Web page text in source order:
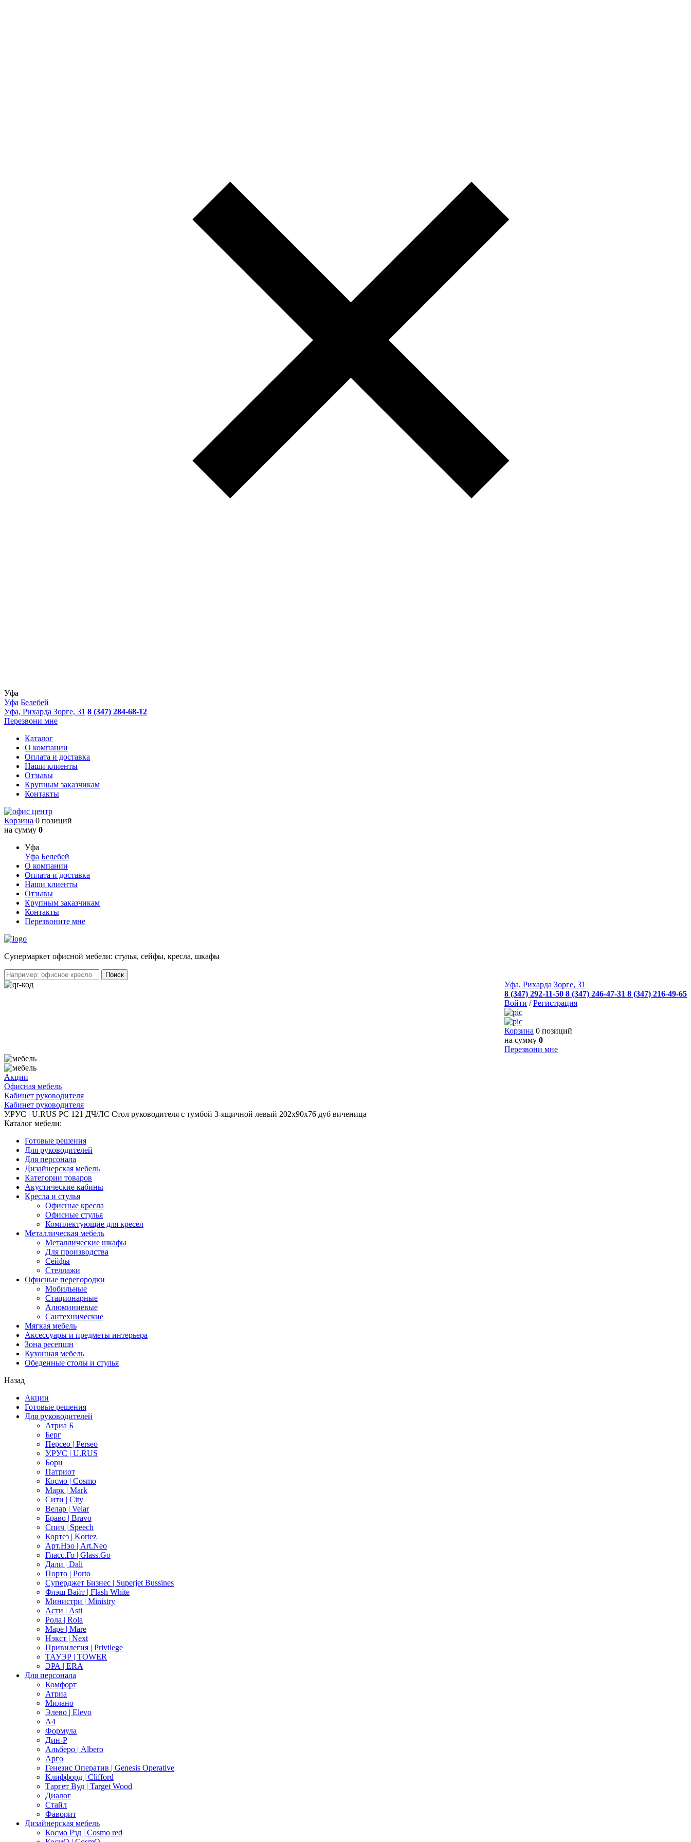
Уфа
Уфа Белебей
Уфа, Рихарда Зорге, 31 8 (347) 284-68-12
Перезвони мне
Каталог
О компании
Оплата и доставка
Наши клиенты
Отзывы
Крупным заказчикам
Контакты
Корзина 0 позиций
на сумму 0
Уфа
Уфа Белебей
О компании
Оплата и доставка
Наши клиенты
Отзывы
Крупным заказчикам
Контакты
Перезвоните мне
Cупермаркет офисной мебели: стулья, сейфы, кресла, шкафы
Уфа, Рихарда Зорге, 31
8 (347) 292-11-50 8 (347) 246-47-31 8 (347) 216-49-65
Войти /Регистрация
Корзина 0 позиций
на сумму 0
Перезвони мне
Акции
Офисная мебель
Кабинет руководителя
Кабинет руководителя
У.РУС | U.RUS PC 121 ДЧ/ЛС Стол руководителя с тумбой 3-ящичной левый 202х90х76 дуб виченица
Каталог мебели:
Готовые решения
Для руководителей
Для персонала
Дизайнерская мебель
Категории товаров
Акустические кабины
Кресла и стулья
Офисные кресла
Офисные стулья
Комплектующие для кресел
Металлическая мебель
Металлические шкафы
Для производства
Сейфы
Стеллажи
Офисные перегородки
Мобильные
Стационарные
Алюминиевые
Сантехнические
Мягкая мебель
Аксессуары и предметы интерьера
Зона ресепшн
Кухонная мебель
Обеденные столы и стулья
Назад
Акции
Готовые решения
Для руководителей
Атриа Б
Берг
Персео | Perseo
У.РУС | U.RUS
Борн
Патриот
Космо | Cosmo
Марк | Mark
Сити | City
Велар | Velar
Браво | Bravo
Спич | Speech
Кортез | Kortez
Арт.Нэо | Art.Neo
Гласс.Го | Glass.Go
Дали | Dali
Порто | Porto
Суперджет Бизнес | Superjet Bussines
Флэш Вайт | Flash White
Министри | Ministry
Асти | Asti
Рола | Rola
Маре | Mare
Нэкст | Next
Привилегия | Privilege
ТАУЭР | TOWER
ЭРА | ERA
Для персонала
Комфорт
Атриа
Милано
Элево | Elevo
А4
Формула
Дин-Р
Альберо | Albero
Арго
Генезис Оператив | Genesis Operative
Клиффорд | Clifford
Таргет Вуд | Target Wood
Диалог
Стайл
Фаворит
Дизайнерская мебель
Космо Рэд | Cosmo red